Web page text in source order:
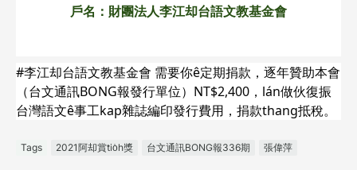
戶名：財團法人李江却台語文教基金會
#李江却台語文教基金會 需要你ê定期捐款，逐年贊助本會
（台文通訊BONG報發行單位）NT$2,400，lán做伙復振
台灣語文ê事工kap雜誌編印發行費用，捐款thang抵稅。
Tags 2021阿却賞tio̍h獎 台文通訊BONG報336期 張偉萍